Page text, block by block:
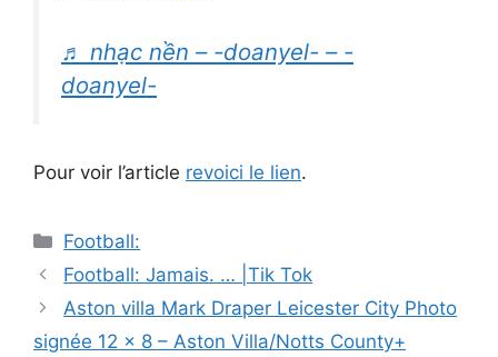
♬ nhạc nền – -doanyel- – -
doanyel-
Pour voir l’article revoici le lien.
Catégories
Football:
Navigation
des
Football: Jamais. … |Tik Tok
Aston villa Mark Draper Leicester City Photo
signée 12 x 8 – Aston Villa/Notts County+